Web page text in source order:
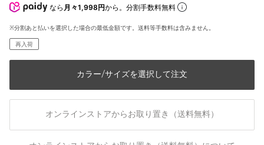
なら 月々1,998円から。分割手数料無料
※分割あと払いを選択した場合の最低金額です。送料等手数料は含みません。
再入荷
カラー/サイズを選択して注文
オンラインストアからお取り置き（送料無料）